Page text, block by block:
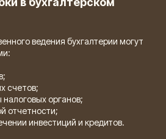
ведения бухгалтерии могут
счетов;
органов;
отчетности;
инвестиций и кредитов.